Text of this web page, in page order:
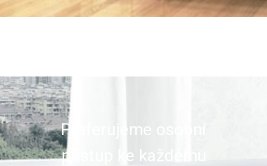
Preferujeme osobní
přístup ke každému